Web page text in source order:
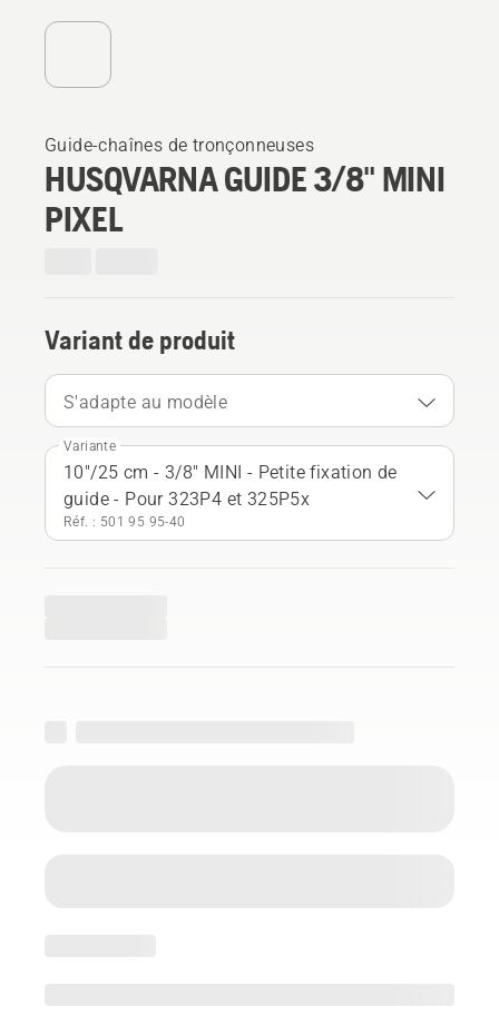
Guide-chaînes de tronçonneuses
HUSQVARNA GUIDE 3/8" MINI
PIXEL
Variant de produit
S'adapte au modèle
Variante
10"/25 cm - 3/8" MINI - Petite fixation de
guide - Pour 323P4 et 325P5x
Réf. : 501 95 95‑40